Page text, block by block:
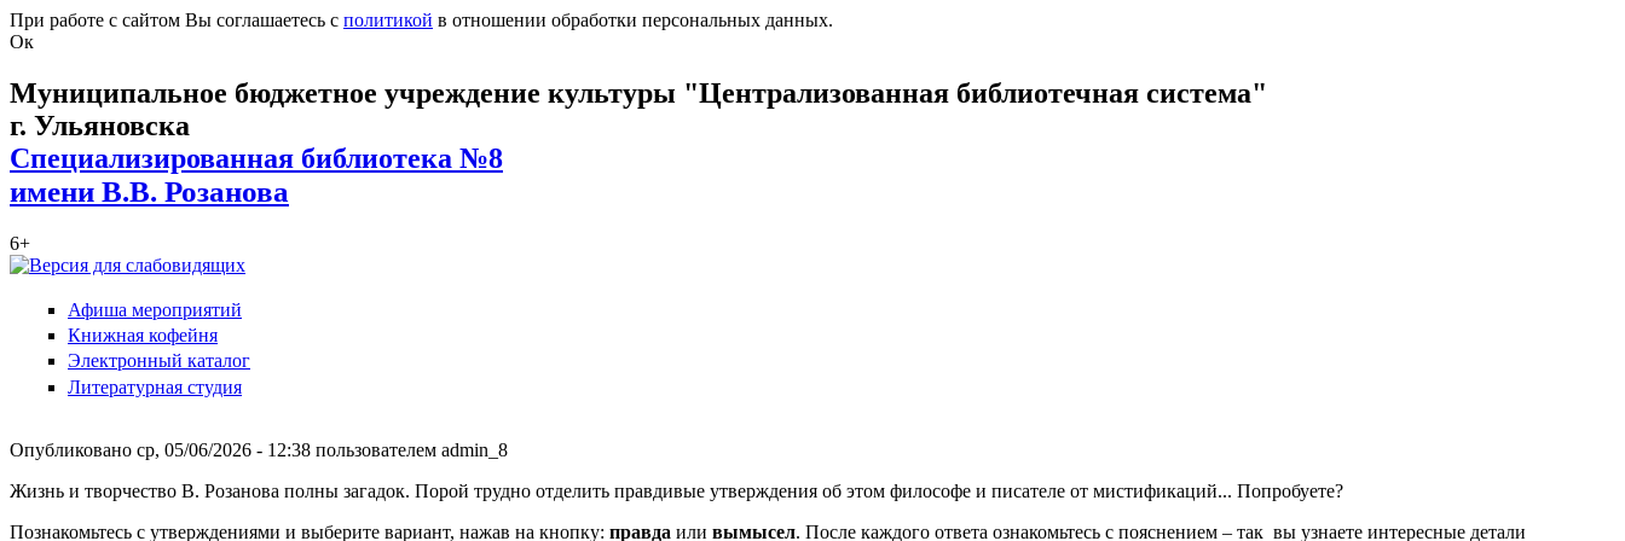
Перейти к основному содержанию
При работе с сайтом Вы соглашаетесь с политикой в отношении обработки персональных данных.
Ок
Муниципальное бюджетное учреждение культуры "Централизованная библиотечная система"
г. Ульяновска
Специализированная библиотека №8
имени В.В. Розанова
6+
Афиша мероприятий
Книжная кофейня
Электронный каталог
Литературная студия
Опубликовано ср, 05/06/2026 - 12:38 пользователем admin_8
Жизнь и творчество В. Розанова полны загадок. Порой трудно отделить правдивые утверждения об этом философе и писателе от мистификаций... Попробуете?
Познакомьтесь с утверждениями и выберите вариант, нажав на кнопку: правда или вымысел. После каждого ответа ознакомьтесь с пояснением – так вы узнаете интересные детали